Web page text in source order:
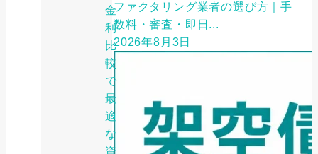
金
利
比
較
で
最
適
な
資
ファクタリング業者の選び方｜手
数料・審査・即日...
2026年8月3日